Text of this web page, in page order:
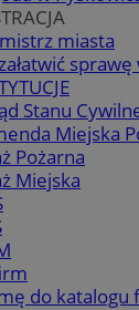
miasta
Stanu
Miejska
Pożarna
Miejska
do katalogu